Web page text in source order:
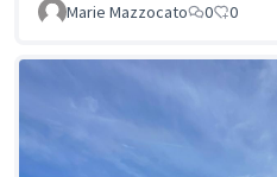
Marie Mazzocato
0 0